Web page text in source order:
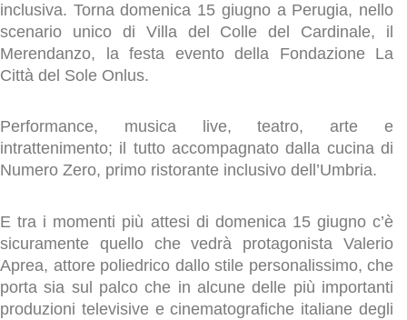
inclusiva. Torna domenica 15 giugno a Perugia, nello
scenario unico di Villa del Colle del Cardinale, il
Merendanzo, la festa evento della Fondazione La
Città del Sole Onlus.
Performance, musica live, teatro, arte e
intrattenimento; il tutto accompagnato dalla cucina di
Numero Zero, primo ristorante inclusivo dell’Umbria.
E tra i momenti più attesi di domenica 15 giugno c’è
sicuramente quello che vedrà protagonista Valerio
Aprea, attore poliedrico dallo stile personalissimo, che
porta sia sul palco che in alcune delle più importanti
produzioni televisive e cinematografiche italiane degli